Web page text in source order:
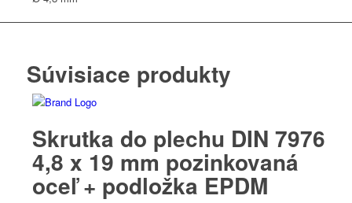
Súvisiace produkty
Skrutka do plechu DIN 7976
4,8 x 19 mm pozinkovaná
oceľ + podložka EPDM